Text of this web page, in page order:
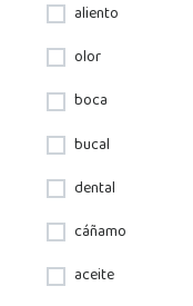
aliento
olor
boca
bucal
dental
cáñamo
aceite